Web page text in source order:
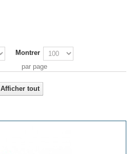
Montrer
par page
Afficher tout